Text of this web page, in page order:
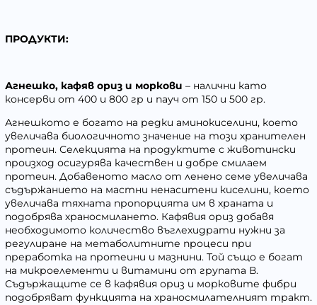
ПРОДУКТИ:
Агнешко, кафяв ориз и моркови – налични като
консерви от 400 и 800 гр и пауч от 150 и 500 гр.
Агнешкото е богато на редки аминокиселини, което
увеличава биологичното значение на този хранителен
протеин. Селекцията на продуктите с животински
произход осигурява качествен и добре смилаем
протеин. Добавеното масло от ленено семе увеличава
съдържанието на мастни ненаситени киселини, което
увеличава тяхната пропорцията им в храната и
подобрява храносмилането. Кафявия ориз добавя
необходимото количество въглехидрати нужни за
регулиране на метаболитните процеси при
преработка на протеини и мазнини. Той също е богат
на микроелементи и витамини от групата В.
Съдържащите се в кафявия ориз и морковите фибри
подобряват функцията на храносмилателният тракт.